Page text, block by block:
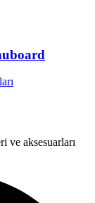
ve aksesuarları